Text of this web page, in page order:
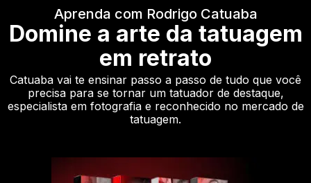
Aprenda com Rodrigo Catuaba
Domine a arte da tatuagem
em retrato
Catuaba vai te ensinar passo a passo de tudo que você
precisa para se tornar um tatuador de destaque,
especialista em fotografia e reconhecido no mercado de
tatuagem.